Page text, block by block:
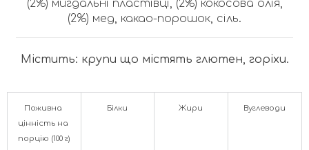
(2%) мигдальні пластівці, (2%) кокосова олія,
(2%) мед, какао-порошок, сіль.
Містить: крупи що містять глютен, горіхи.
Поживна
цінність на
порцію (100 г)
Білки Жири Вуглеводи